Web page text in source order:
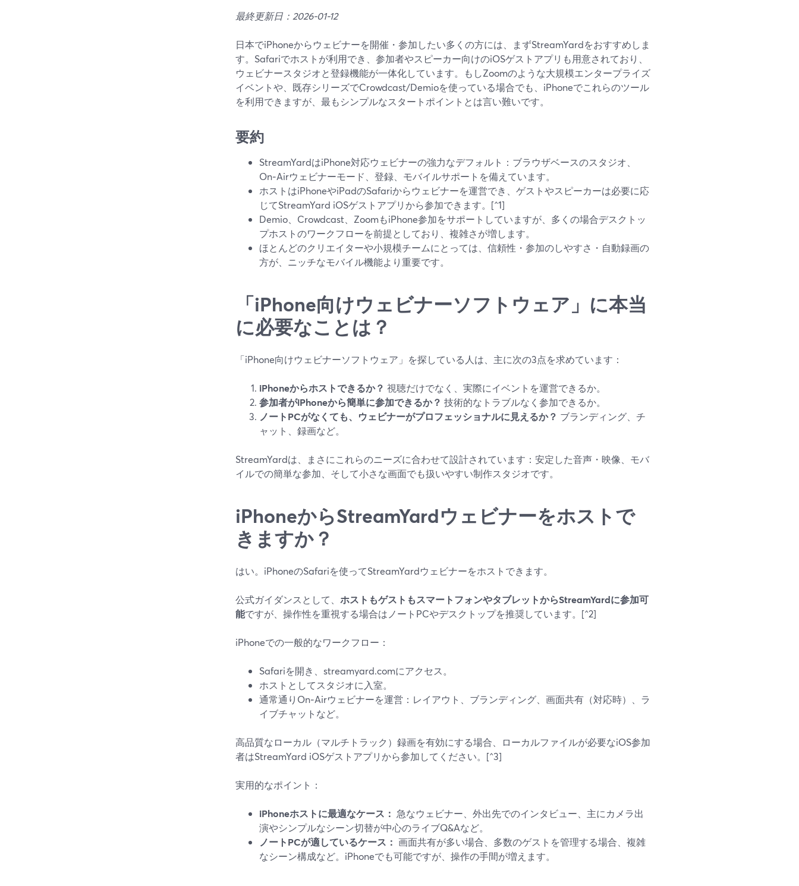
最終更新日：2026-01-12
日本でiPhoneからウェビナーを開催・参加したい多くの方には、まずStreamYardをおすすめしま
す。Safariでホストが利用でき、参加者やスピーカー向けのiOSゲストアプリも用意されており、
ウェビナースタジオと登録機能が一体化しています。もしZoomのような大規模エンタープライズ
イベントや、既存シリーズでCrowdcast/Demioを使っている場合でも、iPhoneでこれらのツール
を利用できますが、最もシンプルなスタートポイントとは言い難いです。
要約
StreamYardはiPhone対応ウェビナーの強力なデフォルト：ブラウザベースのスタジオ、
On‑Airウェビナーモード、登録、モバイルサポートを備えています。
ホストはiPhoneやiPadのSafariからウェビナーを運営でき、ゲストやスピーカーは必要に応
じてStreamYard iOSゲストアプリから参加できます。[^1]
Demio、Crowdcast、ZoomもiPhone参加をサポートしていますが、多くの場合デスクトッ
プホストのワークフローを前提としており、複雑さが増します。
ほとんどのクリエイターや小規模チームにとっては、信頼性・参加のしやすさ・自動録画の
方が、ニッチなモバイル機能より重要です。
「iPhone向けウェビナーソフトウェア」に本当
に必要なことは？
「iPhone向けウェビナーソフトウェア」を探している人は、主に次の3点を求めています：
iPhoneからホストできるか？ 視聴だけでなく、実際にイベントを運営できるか。
参加者がiPhoneから簡単に参加できるか？ 技術的なトラブルなく参加できるか。
ノートPCがなくても、ウェビナーがプロフェッショナルに見えるか？ ブランディング、チ
ャット、録画など。
StreamYardは、まさにこれらのニーズに合わせて設計されています：安定した音声・映像、モバ
イルでの簡単な参加、そして小さな画面でも扱いやすい制作スタジオです。
iPhoneからStreamYardウェビナーをホストで
きますか？
はい。iPhoneのSafariを使ってStreamYardウェビナーをホストできます。
公式ガイダンスとして、 ホストもゲストもスマートフォンやタブレットからStreamYardに参加可
能ですが、操作性を重視する場合はノートPCやデスクトップを推奨しています。[^2]
iPhoneでの一般的なワークフロー：
Safariを開き、streamyard.comにアクセス。
ホストとしてスタジオに入室。
通常通りOn‑Airウェビナーを運営：レイアウト、ブランディング、画面共有（対応時）、ラ
イブチャットなど。
高品質なローカル（マルチトラック）録画を有効にする場合、ローカルファイルが必要なiOS参加
者はStreamYard iOSゲストアプリから参加してください。[^3]
実用的なポイント：
iPhoneホストに最適なケース： 急なウェビナー、外出先でのインタビュー、主にカメラ出
演やシンプルなシーン切替が中心のライブQ&Aなど。
ノートPCが適しているケース： 画面共有が多い場合、多数のゲストを管理する場合、複雑
なシーン構成など。iPhoneでも可能ですが、操作の手間が増えます。